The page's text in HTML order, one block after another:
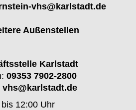
vhs@karlstadt.de
Außenstellen
Karlstadt
09353 7902-2800
vhs@karlstadt.de
12:00 Uhr